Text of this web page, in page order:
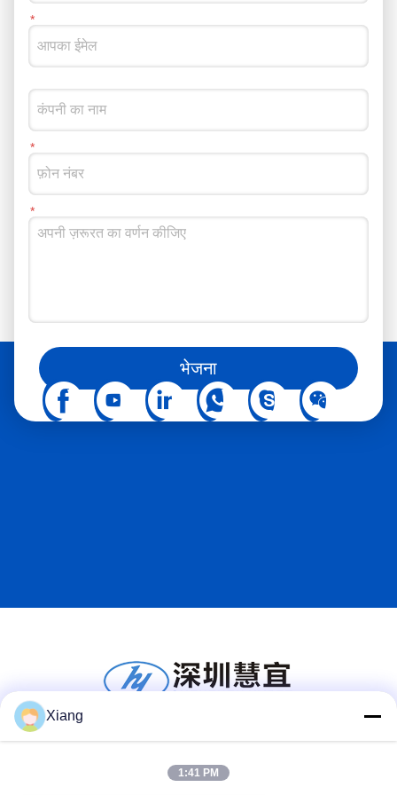
भेजना
आप हमें सोशल मीडिया पर भी फॉलो कर सकते हैं
Xiang
1:41 PM